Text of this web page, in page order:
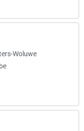
Woluwe